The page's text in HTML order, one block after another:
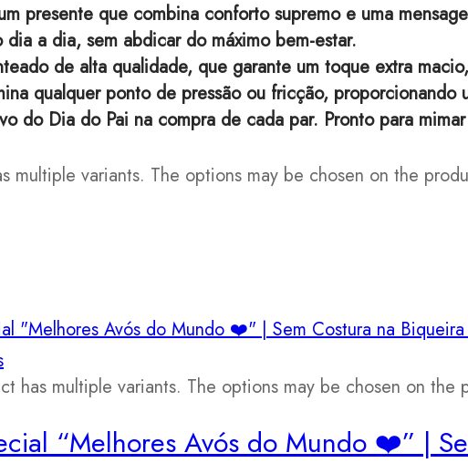
presente que combina conforto supremo e uma
a dia, sem abdicar do máximo bem-estar.
de alta qualidade, que garante um toque extra
qualquer ponto de pressão ou fricção,
do Dia do Pai na compra de cada par. Pronto para
multiple variants. The options may be chosen on the
has multiple variants. The options may be chosen on the
“Melhores Avós do Mundo ❤️” |